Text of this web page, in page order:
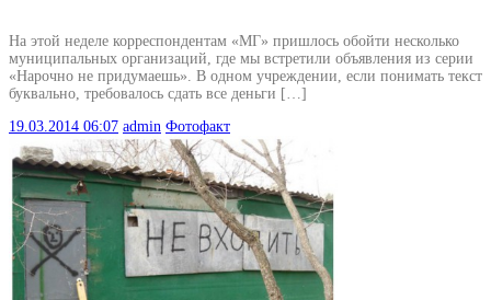
На этой неделе корреспондентам «МГ» пришлось обойти несколько
муниципальных организаций, где мы встретили объявления из серии
«Нарочно не придумаешь». В одном учреждении, если понимать текст
буквально, требовалось сдать все деньги […]
19.03.2014 06:07 admin Фотофакт